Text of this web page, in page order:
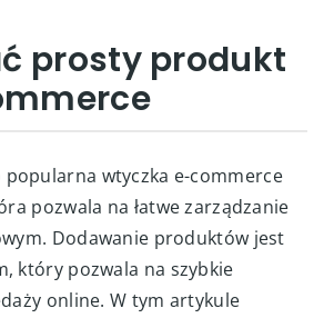
prosty produkt
wtyczka e-commerce
pozwala na łatwe zarządzanie
Dodawanie produktów jest
który pozwala na szybkie
online. W tym artykule